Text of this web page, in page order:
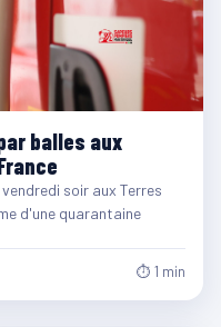
balles aux
soir aux Terres
d'une quarantaine
⏱ 1 min